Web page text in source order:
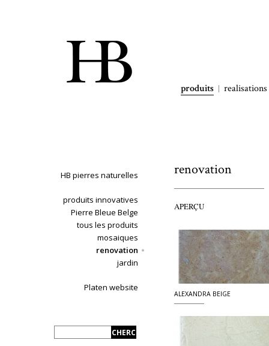
produits realisations
HB pierres naturelles
produits innovatives
Pierre Bleue Belge
tous les produits
mosaiques
renovation
jardin
Platen website
renovation
APERÇU
ALEXANDRA BEIGE